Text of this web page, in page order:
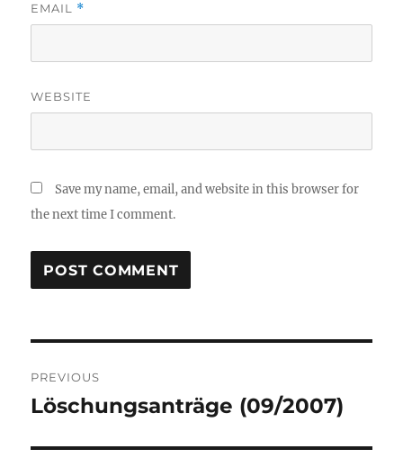
EMAIL *
WEBSITE
Save my name, email, and website in this browser for
the next time I comment.
navigation
PREVIOUS
Previous
Löschungsanträge (09/2007)